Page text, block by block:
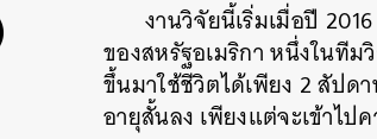
งานวิจัยนี้เริ่มเมื่อปี
ของสหรัฐอเมริกา หนึ่งในที
ขึ้นมาใช้ชีวิตได้เพียง 2 สัปด
อายุสั้นลง เพียงแต่จะเข้าไ